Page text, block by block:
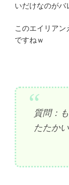
いだけなのがバ
このエイリア
ですねｗ
質問：
たたか